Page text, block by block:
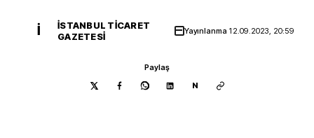
İ
İSTANBUL TICARET
GAZETESI
Yayınlanma 12.09.2023, 20:59
Paylaş
N